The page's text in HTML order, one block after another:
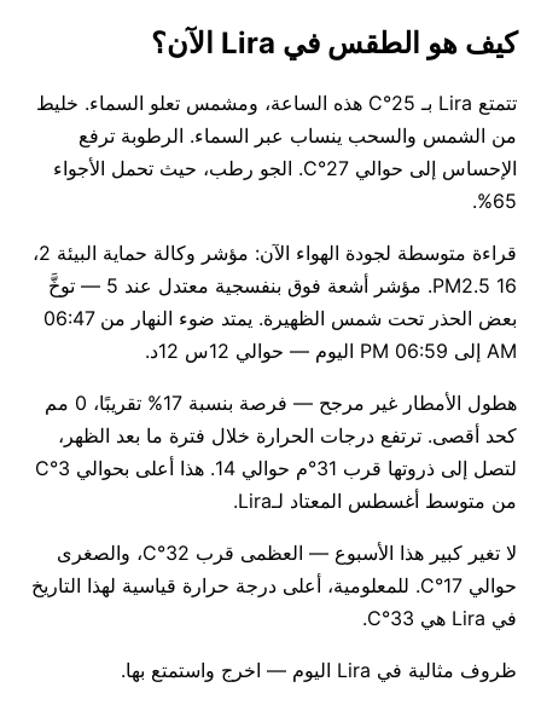
كيف هو الطقس في Lira الآن؟
تتمتع Lira بـ 25°C هذه الساعة، ومشمس تعلو السماء. خليط
من الشمس والسحب ينساب عبر السماء. الرطوبة ترفع
الإحساس إلى حوالي 27°C. الجو رطب، حيث تحمل الأجواء
65%.
قراءة متوسطة لجودة الهواء الآن: مؤشر وكالة حماية البيئة 2،
PM2.5 16. مؤشر أشعة فوق بنفسجية معتدل عند 5 — توخَّ
بعض الحذر تحت شمس الظهيرة. يمتد ضوء النهار من 06:47
AM إلى 06:59 PM اليوم — حوالي 12س 12د.
هطول الأمطار غير مرجح — فرصة بنسبة 17% تقريبًا، 0 مم
كحد أقصى. ترتفع درجات الحرارة خلال فترة ما بعد الظهر،
لتصل إلى ذروتها قرب 31°م حوالي 14. هذا أعلى بحوالي 3°C
من متوسط أغسطس المعتاد لـLira.
لا تغير كبير هذا الأسبوع — العظمى قرب 32°C، والصغرى
حوالي 17°C. للمعلومية، أعلى درجة حرارة قياسية لهذا التاريخ
في Lira هي 33°C.
ظروف مثالية في Lira اليوم — اخرج واستمتع بها.